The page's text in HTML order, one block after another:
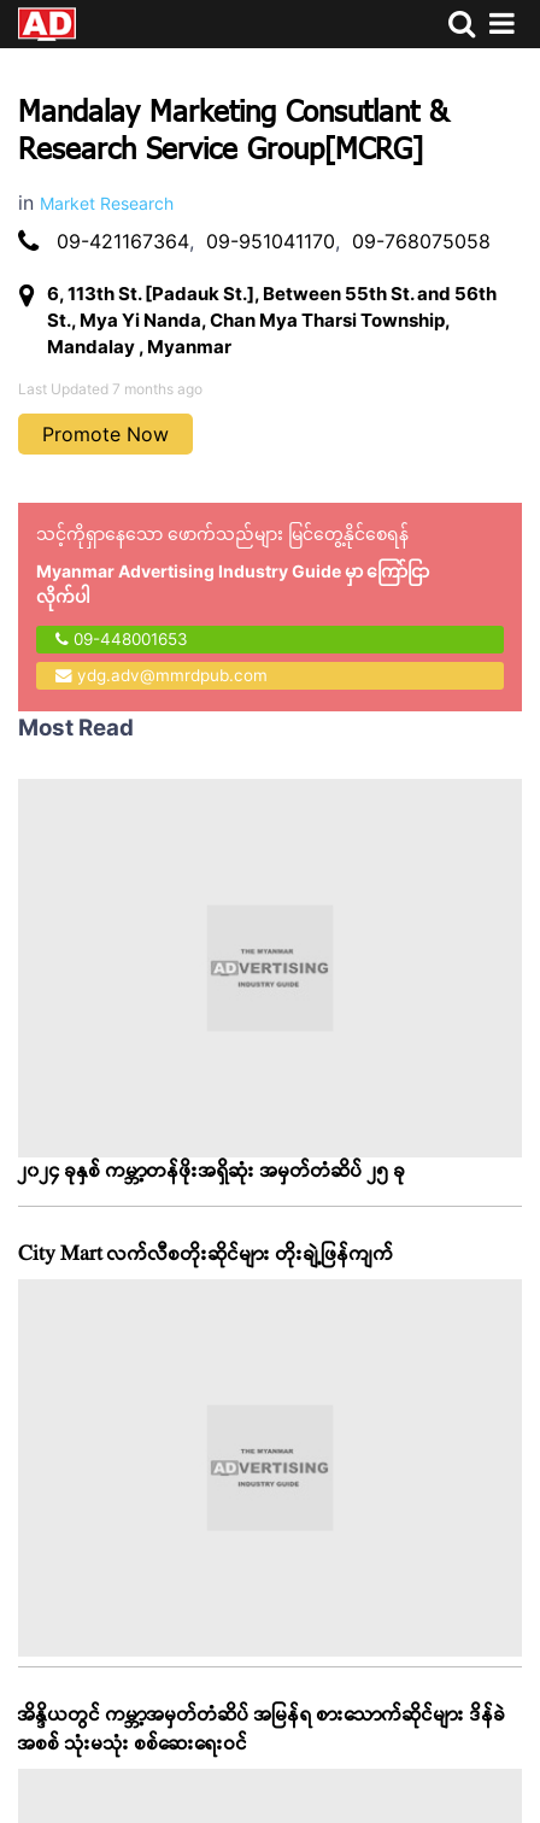
Mandalay Marketing Consutlant &
Research Service Group[MCRG]
in Market Research
09-421167364, 09-951041170, 09-768075058
6, 113th St. [Padauk St.], Between 55th St. and 56th
St., Mya Yi Nanda, Chan Mya Tharsi Township,
Mandalay , Myanmar
Last Updated 7 months ago
Promote Now
သင့်ကိုရှာနေသော ဖောက်သည်များ မြင်တွေ့နိုင်စေရန်
Myanmar Advertising Industry Guide မှာ ကြော်ငြာ
လိုက်ပါ
09-448001653
ydg.adv@mmrdpub.com
Most Read
၂၀၂၄ ခုနှစ် ကမ္ဘာ့တန်ဖိုးအရှိဆုံး အမှတ်တံဆိပ် ၂၅ ခု
City Mart လက်လီစတိုးဆိုင်များ တိုးချဲ့ဖြန်ကျက်
အိန္ဒိယတွင် ကမ္ဘာ့အမှတ်တံဆိပ် အမြန်ရ စားသောက်ဆိုင်များ ဒိန်ခဲ
အစစ် သုံးမသုံး စစ်ဆေးရေးဝင်